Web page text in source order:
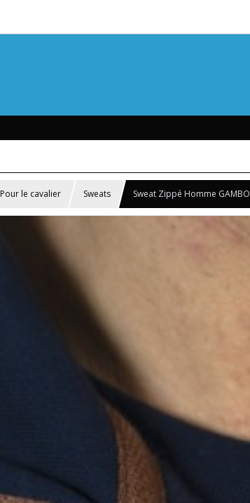
Pour le cavalier Sweats Sweat Zippé Homme GAMBO